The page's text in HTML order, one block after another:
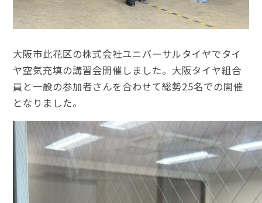
大阪市此花区の株式会社ユニバーサルタイヤでタイ
ヤ空気充填の講習会開催しました。大阪タイヤ組合
員と一般の参加者さんを合わせて総勢25名での開催
となりました。